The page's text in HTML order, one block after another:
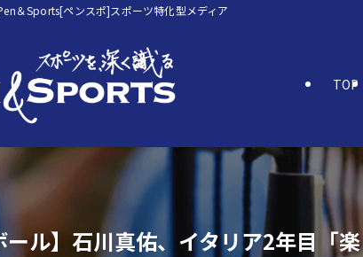
＆Sports[ペンスポ]スポーツ特化型メディア
TOP
ール】石川真佑、イタリア2年目「